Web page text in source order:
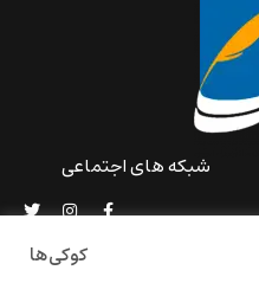
شبکه های اجتماعی
کوکی‌ها